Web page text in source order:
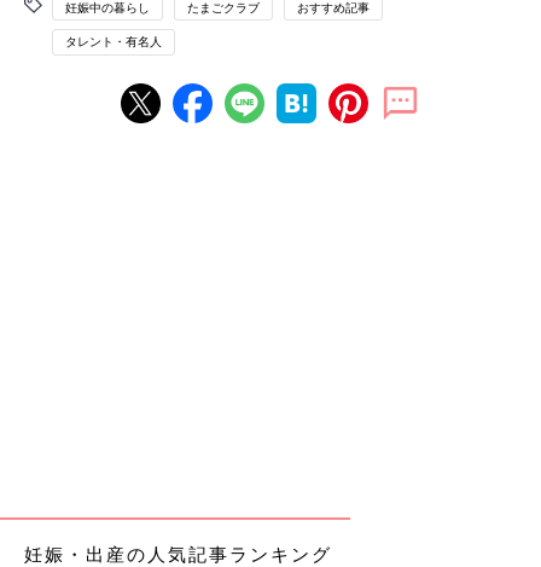
妊娠中の暮らし たまごクラブ おすすめ記事
タレント・有名人
妊娠・出産の人気記事ランキング